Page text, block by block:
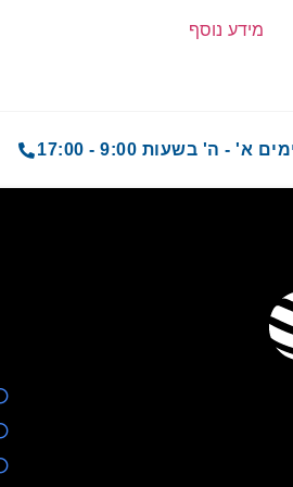
מידע נוסף
ה' בשעות 9:00 - 17:00